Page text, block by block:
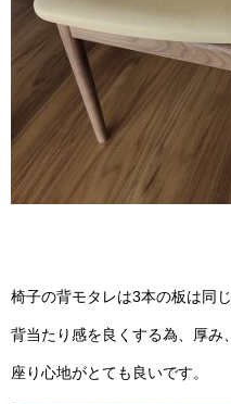
椅子の背モタレは3本の板は同
背当たり感を良くする為、厚み
座り心地がとても良いです。